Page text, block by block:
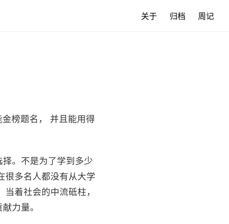
关于 归档 周记
榜题名， 并且能用得
。不是为了学到多少
很多名人都没有从大学
着社会的中流砥柱，
力量。